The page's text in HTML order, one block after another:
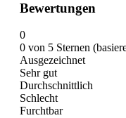
Bewertungen
0
0 von 5 Sternen
Ausgezeichnet
Sehr gut
Durchschnittlich
Schlecht
Furchtbar